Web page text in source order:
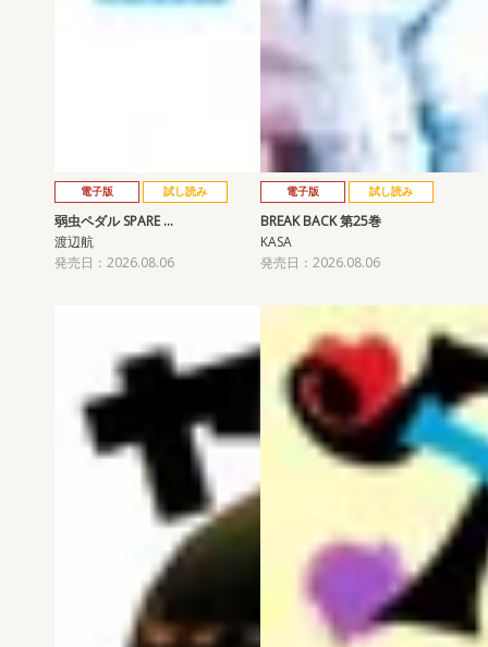
電子版 試し読み
弱虫ペダル SPARE …
渡辺航
発売日：2026.08.06
電子版 試し読み
BREAK BACK 第25巻
KASA
発売日：2026.08.06